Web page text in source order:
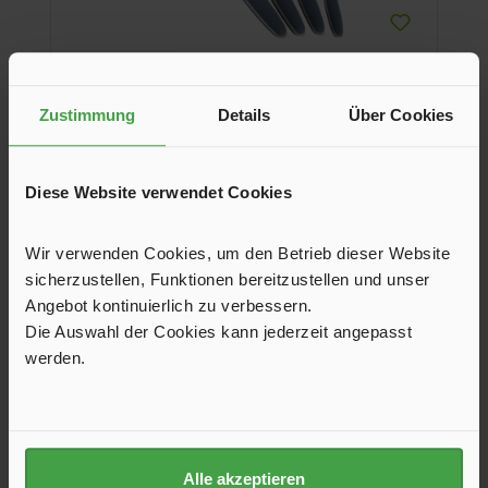
Zustimmung Details Über Cookies
Diese Website verwendet Cookies
Wir verwenden Cookies, um den Betrieb dieser Website
sicherzustellen, Funktionen bereitzustellen und unser
Angebot kontinuierlich zu verbessern.
Die Auswahl der Cookies kann jederzeit angepasst
werden.
Alle akzeptieren
Besteckset, 16-tlg., aus Edelstahl 18/0 mit Messer, Gabel,
31,50 €*
Farbe
blau
grau +2